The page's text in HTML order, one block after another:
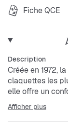
Fiche QCE
Description
Créée en 1972,
claquettes les
elle offre un
stylée et son
Afficher plus